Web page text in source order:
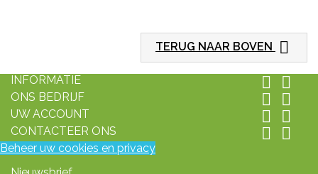
TERUG NAAR BOVEN 
INFORMATIE  
ONS BEDRIJF  
UW ACCOUNT  
CONTACTEER ONS  
Beheer uw cookies en privacy